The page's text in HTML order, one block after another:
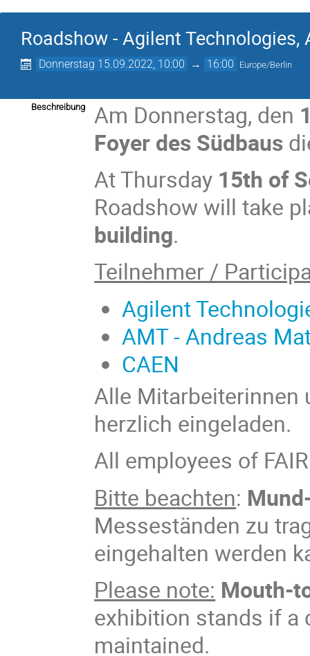
Roadshow - Agilent Technologies,
Donnerstag 15.09.2022, 10:00 → 16:00 Europe/Berlin
Beschreibung Am Donnerstag, den
Foyer des Südbaus
At Thursday 15th of
Roadshow will take
building.
Teilnehmer /
Agilent
AMT - Andreas
CAEN
Alle Mitarbeiterinnen
herzlich eingeladen.
All employees of
Bitte beachten:
Messeständen zu
eingehalten werden
Please note: Mouth-
exhibition stands if a
maintained.